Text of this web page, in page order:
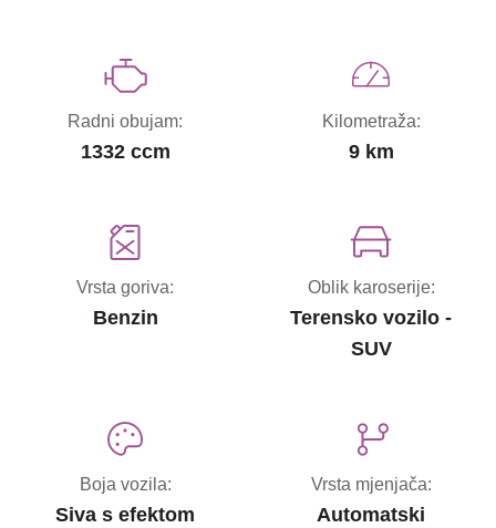
Radni obujam:
1332 ccm
Kilometraža:
9 km
Vrsta goriva:
Benzin
Oblik karoserije:
Terensko vozilo -
SUV
Boja vozila:
Siva s efektom
Vrsta mjenjača:
Automatski